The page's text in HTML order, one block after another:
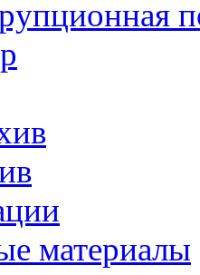
материалы